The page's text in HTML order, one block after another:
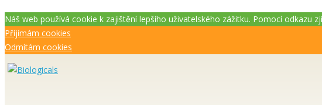
Náš web používá cookie k zajištění lepšího uživatelského zážitku. Pomocí odkazu
Příjímám cookies
Odmítám cookies